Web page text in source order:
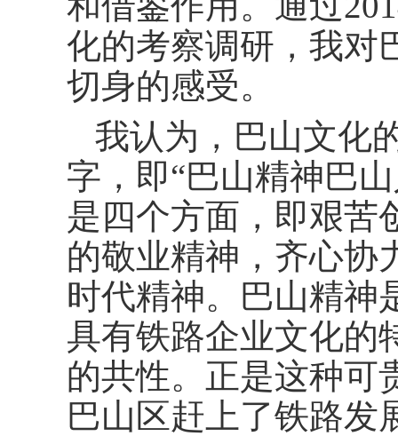
化的考察调研，我对
切身的感受。
我认为，巴山文化
字，即“巴山精神巴
是四个方面，即艰苦
的敬业精神，齐心协
时代精神。巴山精神
具有铁路企业文化的
的共性。正是这种可
巴山区赶上了铁路发